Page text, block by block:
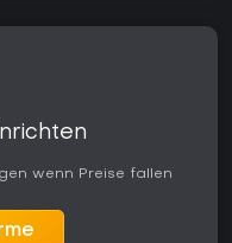
wenn Preise fallen